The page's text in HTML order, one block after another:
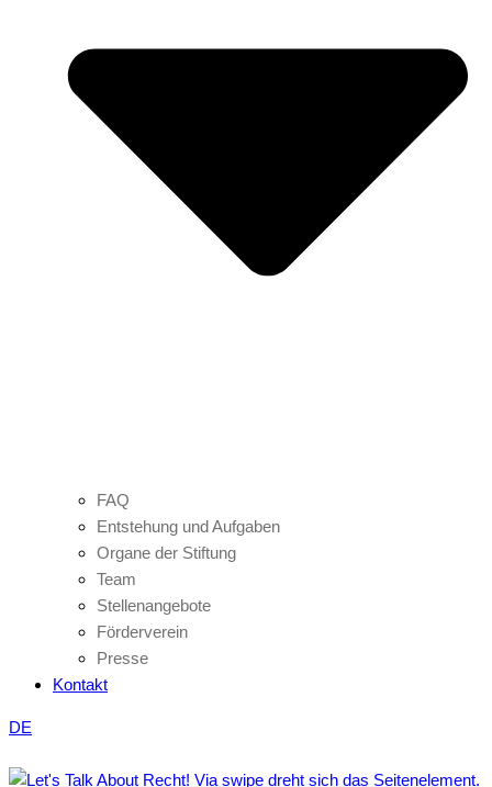
FAQ
Entstehung und Aufgaben
Organe der Stiftung
Team
Stellenangebote
Förderverein
Presse
Kontakt
DE